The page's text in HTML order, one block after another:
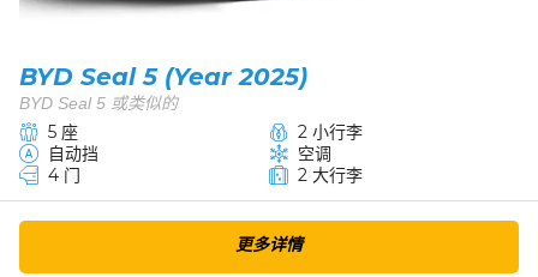
BYD Seal 5 (Year 2025)
BYD Seal 5 或类似的
5 座
2 小行李
自动挡
空调
4 门
2 大行李
更多详情